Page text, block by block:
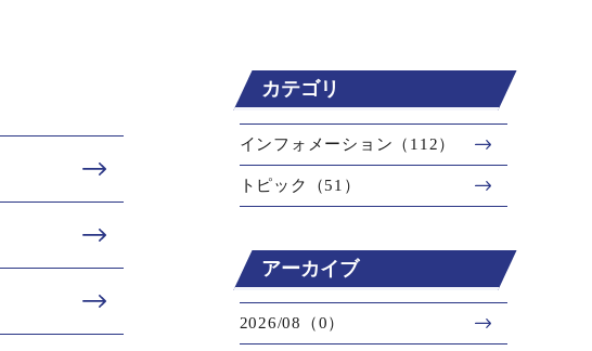
カテゴリ
インフォメーション（112）
トピック（51）
アーカイブ
2026/08（0）